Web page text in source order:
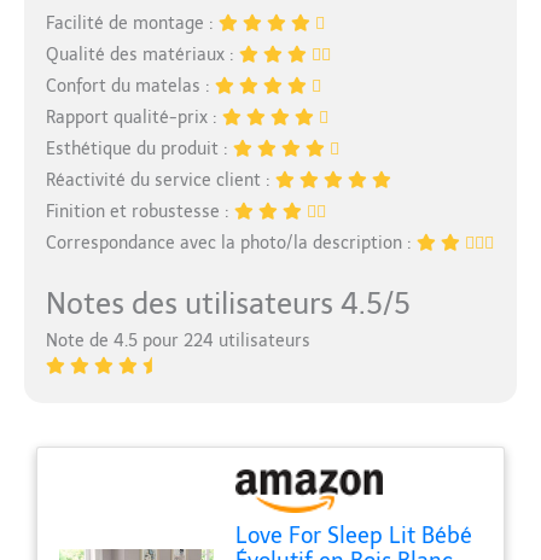
Facilité de montage :
Qualité des matériaux :
Confort du matelas :
Rapport qualité-prix :
Esthétique du produit :
Réactivité du service client :
Finition et robustesse :
Correspondance avec la photo/la description :
Notes des utilisateurs 4.5/5
Note de 4.5 pour 224 utilisateurs
Love For Sleep Lit Bébé